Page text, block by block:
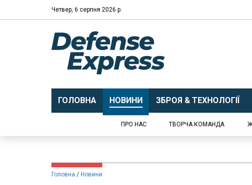
Четвер, 6 серпня 2026 р.
ГОЛОВНА НОВИНИ ЗБРОЯ & ТЕХНОЛОГІЇ
ПРО НАС ТВОРЧА КОМАНДА
Головна Новини